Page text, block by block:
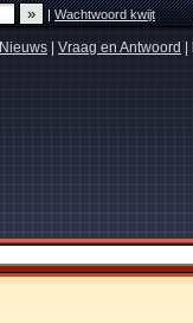
|Wachtwoord kwijt
Nieuws Vraag en Antwoord